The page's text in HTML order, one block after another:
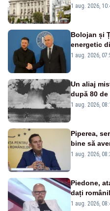
masterat și
1 aug. 2026,
Bolojan și
energetic
înalții
1 aug. 2026,
Un aliaj
după 80
nuclear
1 aug. 2026,
Piperea,
bine să
alertei
1 aug. 2026,
Piedone,
dați
1 aug. 2026,